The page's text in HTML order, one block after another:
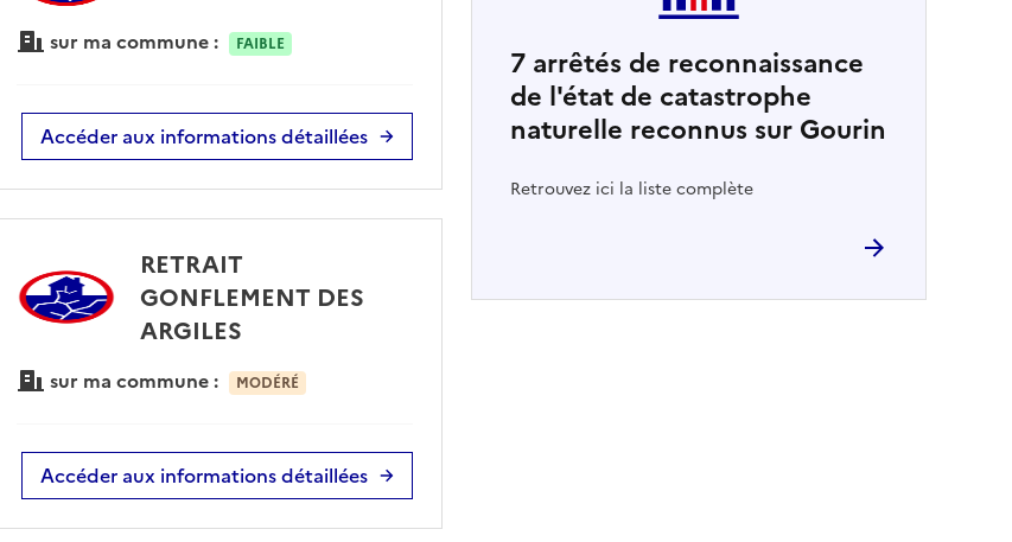
sur ma commune : FAIBLE
Accéder aux informations détaillées
RETRAIT
GONFLEMENT DES
ARGILES
sur ma commune : MODÉRÉ
Accéder aux informations détaillées
7 arrêtés de reconnaissance
de l'état de catastrophe
naturelle reconnus sur Gourin
Retrouvez ici la liste complète